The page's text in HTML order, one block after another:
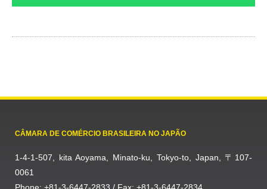
CÂMARA DE COMÉRCIO BRASILEIRA NO JAPÃO
1-4-1-507, kita Aoyama, Minato-ku, Tokyo-to, Japan, 〒107-
0061